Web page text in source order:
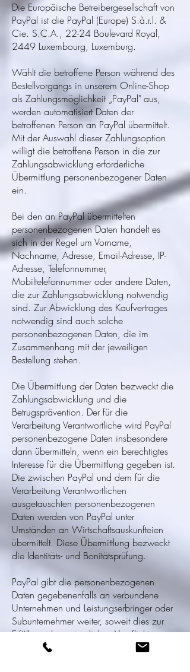
Die Europäische Betreibergesellschaft von
PayPal ist die PayPal (Europe) S.à.r.l. &
Cie. S.C.A., 22-24 Boulevard Royal,
2449 Luxembourg, Luxemburg.
Wählt die betroffene Person während des
Bestellvorgangs in unserem Online-Shop
als Zahlungsmöglichkeit „PayPal" aus,
werden automatisiert Daten der
betroffenen Person an PayPal übermittelt.
Mit der Auswahl dieser Zahlungsoption
willigt die betroffene Person in die zur
Zahlungsabwicklung erforderliche
Übermittlung personenbezogener Daten
ein.
Bei den an PayPal übermittelten
personenbezogenen Daten handelt es
sich in der Regel um Vorname,
Nachname, Adresse, Email-Adresse, IP-
Adresse, Telefonnummer,
Mobiltelefonnummer oder andere Daten,
die zur Zahlungsabwicklung notwendig
sind. Zur Abwicklung des Kaufvertrages
notwendig sind auch solche
personenbezogenen Daten, die im
Zusammenhang mit der jeweiligen
Bestellung stehen.
Die Übermittlung der Daten bezweckt die
Zahlungsabwicklung und die
Betrugsprävention. Der für die
Verarbeitung Verantwortliche wird PayPal
personenbezogene Daten insbesondere
dann übermitteln, wenn ein berechtigtes
Interesse für die Übermittlung gegeben ist.
Die zwischen PayPal und dem für die
Verarbeitung Verantwortlichen
ausgetauschten personenbezogenen
Daten werden von PayPal unter
Umständen an Wirtschaftsauskunfteien
übermittelt. Diese Übermittlung bezweckt
die Identitäts- und Bonitätsprüfung.
PayPal gibt die personenbezogenen
Daten gegebenenfalls an verbundene
Unternehmen und Leistungserbringer oder
Subunternehmer weiter, soweit dies zur
Erfüllung der vertraglichen Verpflichtungen
erforderlich ist oder die Daten im Auftrag